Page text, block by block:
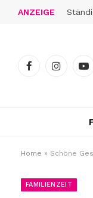
ANZEIGE
FacebookInstagram
Home » Schöne
FAMILIENZEIT